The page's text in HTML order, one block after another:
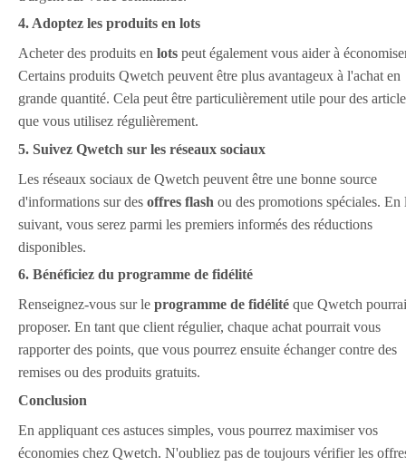
4. Adoptez les produits en lots
Acheter des produits en lots peut également vous aider à
Certains produits Qwetch peuvent être plus avantageux à l'achat en
grande quantité. Cela peut être particulièrement utile pour des
que vous utilisez régulièrement.
5. Suivez Qwetch sur les réseaux sociaux
Les réseaux sociaux de Qwetch peuvent être une bonne source
d'informations sur des offres flash ou des promotions spéciales. En
suivant, vous serez parmi les premiers informés des réductions
disponibles.
6. Bénéficiez du programme de fidélité
Renseignez-vous sur le programme de fidélité que Qwetch
proposer. En tant que client régulier, chaque achat pourrait vous
rapporter des points, que vous pourrez ensuite échanger contre des
remises ou des produits gratuits.
Conclusion
En appliquant ces astuces simples, vous pourrez maximiser vos
économies chez Qwetch. N'oubliez pas de toujours vérifier les